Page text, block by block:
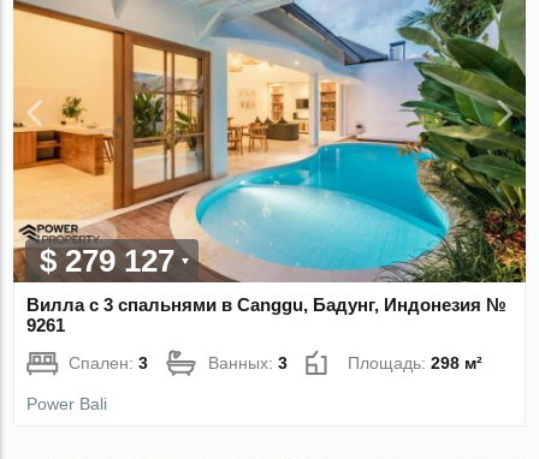
$ 279 127
Вилла с 3 спальнями в Canggu, Бадунг, Индонезия №
9261
Спален:3 Ванных:3 Площадь:298 м²
Power Bali